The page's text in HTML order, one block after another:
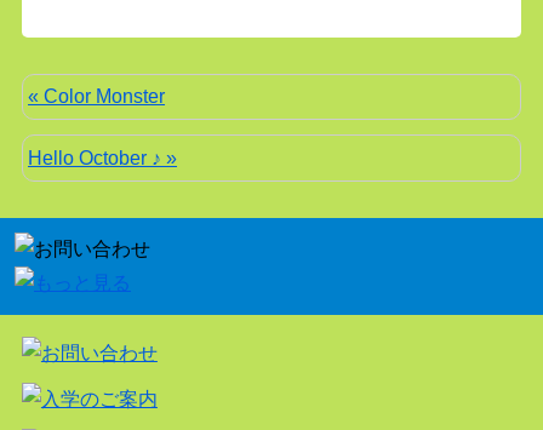
« Color Monster
Hello October ♪ »